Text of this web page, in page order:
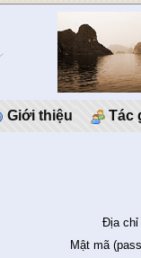
Giới thiệu Tác
Địa chỉ
Mật mã